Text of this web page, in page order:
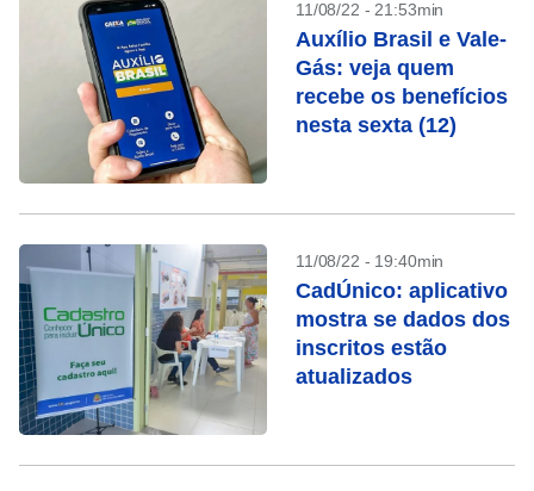
11/08/22 - 21:53min
Auxílio Brasil e Vale-
Gás: veja quem
recebe os benefícios
nesta sexta (12)
11/08/22 - 19:40min
CadÚnico: aplicativo
mostra se dados dos
inscritos estão
atualizados